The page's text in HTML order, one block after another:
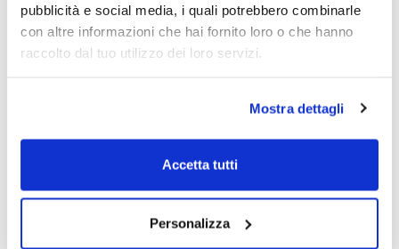
pubblicità e social media, i quali potrebbero combinarle
con altre informazioni che hai fornito loro o che hanno
raccolto dal tuo utilizzo dei loro servizi.
Mostra dettagli
Accetta tutti
Personalizza
Focolare Saturnia
CONTATTACI